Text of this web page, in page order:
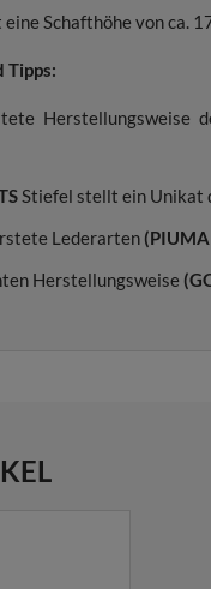
Schafthöhe von ca.
Tipps:
Herstellungsweise
Stiefel stellt ein Unikat
Lederarten
Herstellungsweise